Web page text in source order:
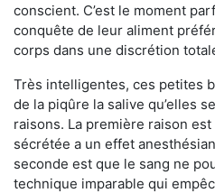
conscient. C’est le moment
conquête de leur aliment
corps dans une discrétion
Très intelligentes, ces petites
de la piqûre la salive qu’elles
raisons. La première raison
sécrétée a un effet
seconde est que le sang ne
technique imparable qui